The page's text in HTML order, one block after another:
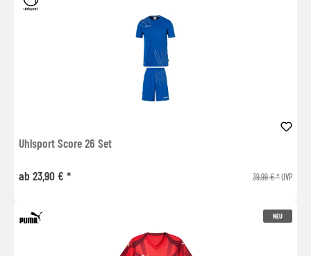
Uhlsport Score 26 Set
ab 23,90 € * 39,99 € *UVP
NEU